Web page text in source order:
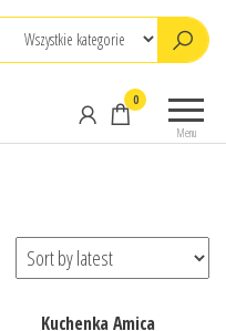
Menu
0
Kuchenka Amica